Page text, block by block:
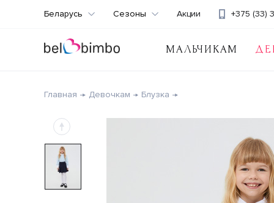
МАЛЬЧИКАМ
+375 (33)
Беларусь Сезоны Акции
Главная Девочкам Блузка